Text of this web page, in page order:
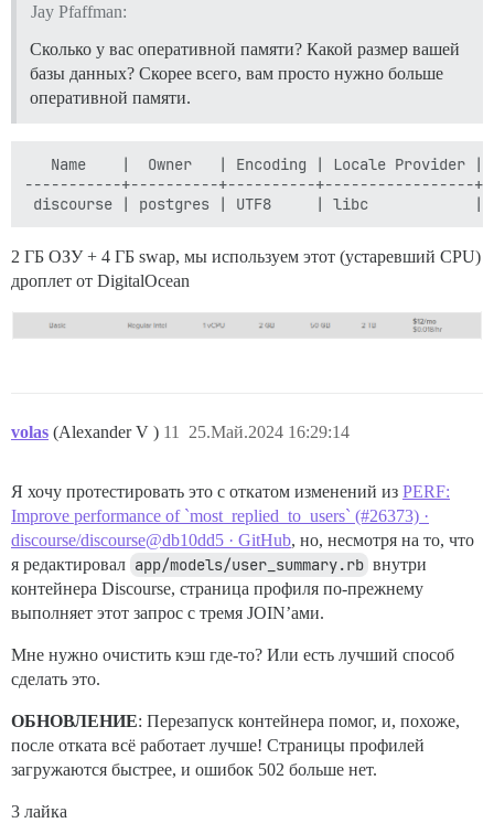
Jay Pfaffman:
Сколько у вас оперативной памяти? Какой размер вашей
базы данных? Скорее всего, вам просто нужно больше
оперативной памяти.
Name    |  Owner   | Encoding | Locale Provider
-----------+----------+----------+-----------------
2 ГБ ОЗУ + 4 ГБ swap, мы используем этот (устаревший CPU)
дроплет от DigitalOcean
volas (Alexander V ) 25.Май.2024 16:29:14
11
Я хочу протестировать это с откатом изменений из PERF:
Improve performance of `most_replied_to_users` (#26373) ·
discourse/discourse@db10dd5 · GitHub, но, несмотря на то, что
я редактировал app/models/user_summary.rb внутри
контейнера Discourse, страница профиля по-прежнему
выполняет этот запрос с тремя JOIN’ами.
Мне нужно очистить кэш где-то? Или есть лучший способ
сделать это.
ОБНОВЛЕНИЕ: Перезапуск контейнера помог, и, похоже,
после отката всё работает лучше! Страницы профилей
загружаются быстрее, и ошибок 502 больше нет.
3 лайка